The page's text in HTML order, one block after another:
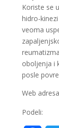
Koriste se
hidro-
veoma
oboljenja i
posle
Web
Podeli: